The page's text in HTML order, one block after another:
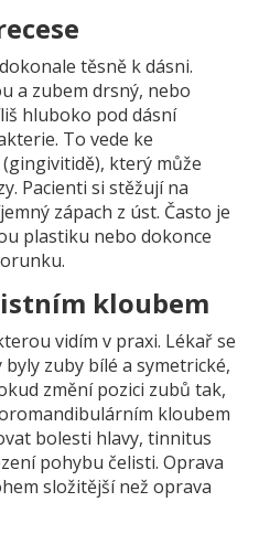
těsně k dásni.
a zubem drsný, nebo
hluboko pod dásní
To vede ke
který může
Pacienti si stěžují na
zápach z úst. Často je
plastiku nebo dokonce
kloubem
vidím v praxi. Lékař se
zuby bílé a symetrické,
změní pozici zubů tak,
kloubem
bolesti hlavy, tinnitus
pohybu čelisti. Oprava
složitější než oprava